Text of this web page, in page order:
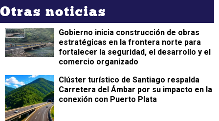
Otras noticias
Gobierno inicia construcción de obras
estratégicas en la frontera norte para
fortalecer la seguridad, el desarrollo y el
comercio organizado
Clúster turístico de Santiago respalda
Carretera del Ámbar por su impacto en la
conexión con Puerto Plata